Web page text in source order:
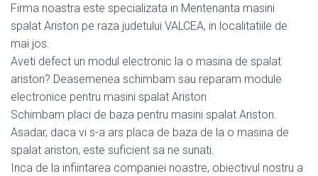
Firma noastra este specializata in Mentenanta masini
spalat Ariston pe raza judetului VALCEA, in localitatiile de
mai jos.
Aveti defect un modul electronic la o masina de spalat
ariston? Deasemenea schimbam sau reparam module
electronice pentru masini spalat Ariston
Schimbam placi de baza pentru masini spalat Ariston.
Asadar, daca vi s-a ars placa de baza de la o masina de
spalat ariston, este suficient sa ne sunati.
Inca de la infiintarea companiei noastre, obiectivul nostru a